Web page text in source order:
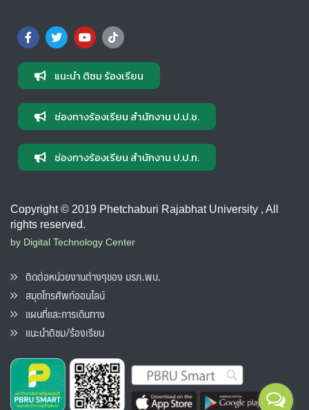
แนะนำ ติชม ร้องเรียน
ช่องทางร้องเรียน สำนักงาน ป.ป.ช.
ช่องทางร้องเรียน สำนักงาน ป.ป.ท.
Copyright © 2019 Phetchaburi Rajabhat University , All
rights reserved.
by Digital Technology Center
ติดต่อหน่วยงานต่างๆของ มรภ.พบ.
สมุดโทรศัพท์ออนไลน์
แผนที่และการเดินทาง
แนะนำติชม/ร้องเรียน